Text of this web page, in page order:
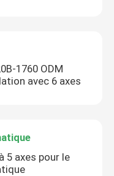
1760 ODM
avec 6 axes
5 axes pour le